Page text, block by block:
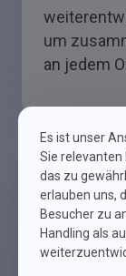
Es ist unser
Sie relevanten
das zu
erlauben uns,
Besucher zu
Handling als
um
an jedem